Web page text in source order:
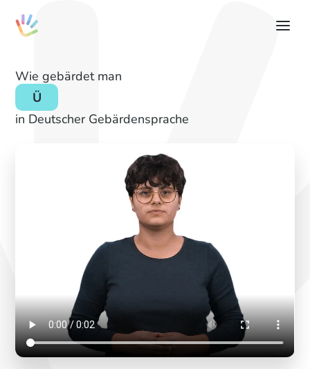
Wie gebärdet man
Ü
in Deutscher Gebärdensprache